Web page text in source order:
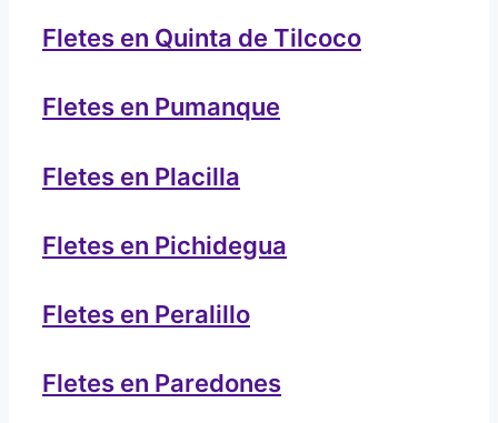
Fletes en Quinta de Tilcoco
Fletes en Pumanque
Fletes en Placilla
Fletes en Pichidegua
Fletes en Peralillo
Fletes en Paredones